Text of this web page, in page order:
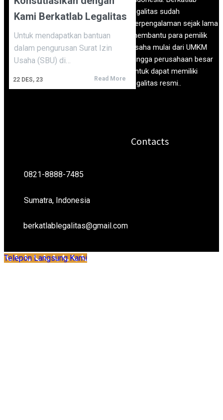
Kami Berkatlab Legalitas
22 DES, 23
Untuk mendapatkan bantuan
dalam pengurusan Surat Izin
Usaha (SBU) di…
Read More
legalitas sudah
berpengalaman sejak lama
membantu para pemilik
usaha mulai dari UMKM
hingga perusahaan besar
untuk dapat memiliki
legalitas resmi..
Contacts
0821-8888-7485
Sumatra, Indonesia
berkatlablegalitas@gmail.com
Telepon Langsung Kami